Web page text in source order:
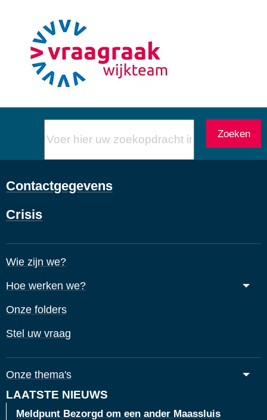
hier
in
Zoeken
Contactgegevens
Crisis
Wie zijn we?
Hoe werken we?
Onze folders
Stel uw vraag
Onze thema's
LAATSTE NIEUWS
Meldpunt Bezorgd om een ander Maassluis